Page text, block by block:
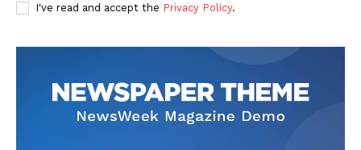
I've read and accept the Privacy Policy.